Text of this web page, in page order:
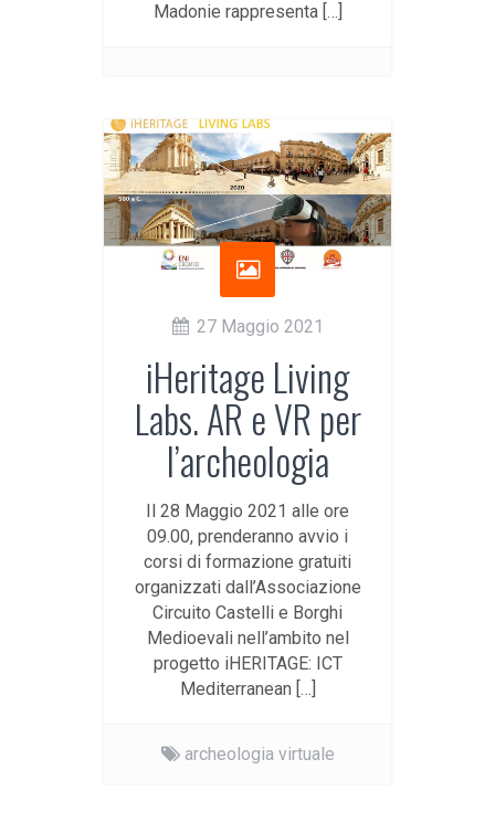
Madonie rappresenta […]
27 Maggio 2021
iHeritage Living
Labs. AR e VR per
l’archeologia
Il 28 Maggio 2021 alle ore
09.00, prenderanno avvio i
corsi di formazione gratuiti
organizzati dall’Associazione
Circuito Castelli e Borghi
Medioevali nell’ambito nel
progetto iHERITAGE: ICT
Mediterranean […]
archeologia virtuale